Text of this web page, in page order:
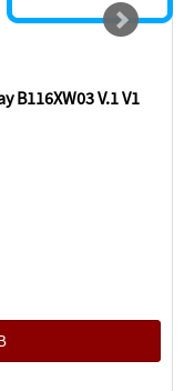
B116XW03 V.1 V1